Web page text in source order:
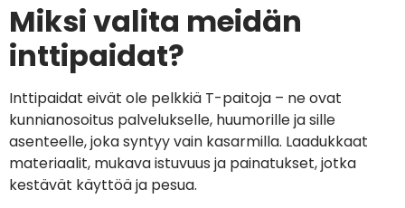
Miksi valita meidän
inttipaidat?
Inttipaidat eivät ole pelkkiä T-paitoja – ne ovat
kunnianosoitus palvelukselle, huumorille ja sille
asenteelle, joka syntyy vain kasarmilla. Laadukkaat
materiaalit, mukava istuvuus ja painatukset, jotka
kestävät käyttöä ja pesua.